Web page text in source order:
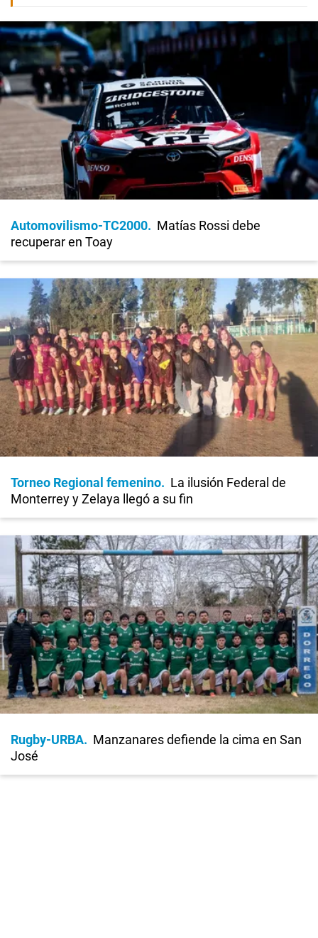
Automovilismo-TC2000
Matías Rossi debe
recuperar en Toay
Torneo Regional femenino
La ilusión Federal de
Monterrey y Zelaya llegó a su fin
Rugby-URBA
Manzanares defiende la cima en San
José